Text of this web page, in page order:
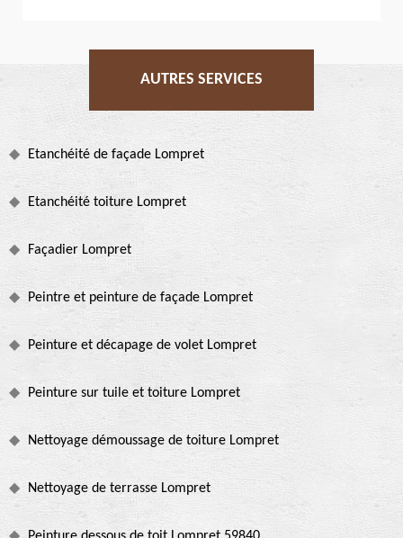
AUTRES SERVICES
Etanchéité de façade Lompret
Etanchéité toiture Lompret
Façadier Lompret
Peintre et peinture de façade Lompret
Peinture et décapage de volet Lompret
Peinture sur tuile et toiture Lompret
Nettoyage démoussage de toiture Lompret
Nettoyage de terrasse Lompret